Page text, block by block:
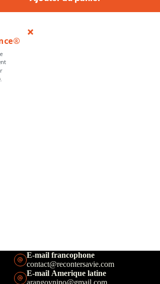
E-mail francophone
contact@recontersavie.com
E-mail Amerique latine
arangoynino@gmail.com